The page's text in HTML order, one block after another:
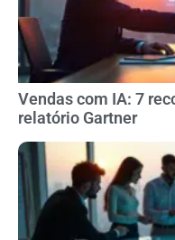
Vendas com IA: 7
relatório Gartner